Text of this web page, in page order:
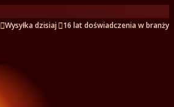
Wysyłka dzisiaj 16 lat doświadczenia w branży